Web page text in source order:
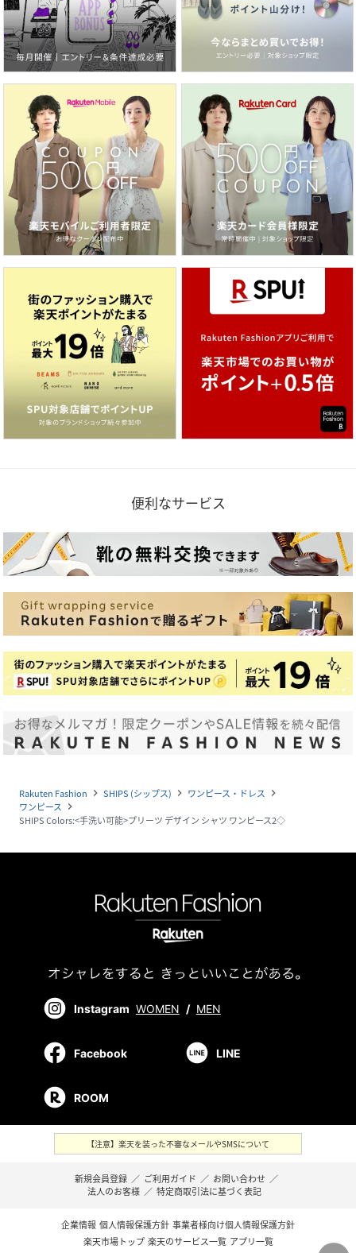
便利なサービス
Rakuten Fashion navigate_next SHIPS (シップス) navigate_next ワンピース・ドレス navigate_next
ワンピース navigate_next
SHIPS Colors:<手洗い可能>プリーツ デザイン シャツ ワンピース2◇
Instagram WOMEN / MEN
Facebook LINE
ROOM
【注意】楽天を装った不審なメールやSMSについて
新規会員登録 ／ ご利用ガイド ／ お問い合わせ ／
法人のお客様 ／ 特定商取引法に基づく表記
企業情報 個人情報保護方針 事業者様向け個人情報保護方針
楽天市場トップ 楽天のサービス一覧 アプリ一覧